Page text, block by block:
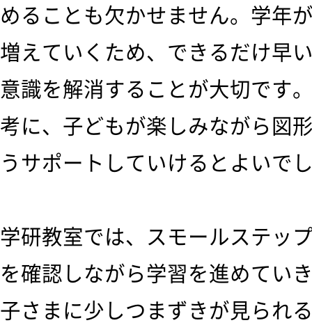
めることも欠かせません。学年
増えていくため、できるだけ早
意識を解消することが大切です
考に、子どもが楽しみながら図
うサポートしていけるとよいで
学研教室では、スモールステッ
を確認しながら学習を進めてい
子さまに少しつまずきが見られ